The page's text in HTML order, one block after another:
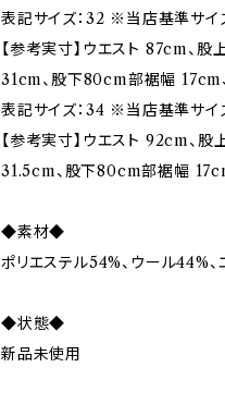
表記サイズ：32 ※当店基準サイ
【参考実寸】ウエスト 87cm、
31cm、股下80cm部裾幅 17cm
表記サイズ：34 ※当店基準サイ
【参考実寸】ウエスト 92cm、
31.5cm、股下80cm部裾幅
◆素材◆
ポリエステル54%、ウール44%、
◆状態◆
新品未使用